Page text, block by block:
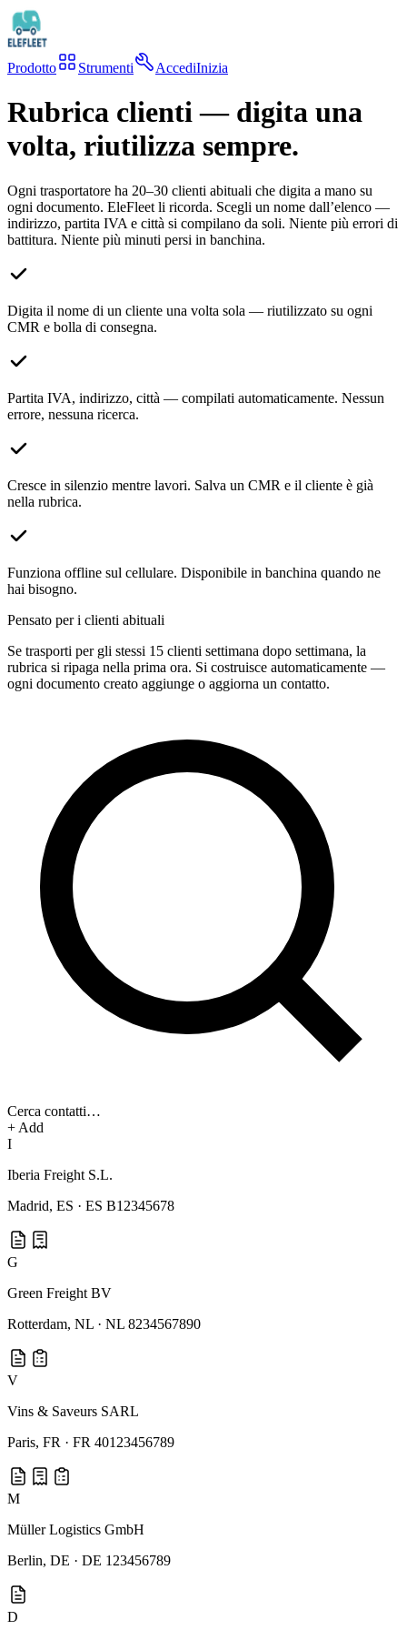
Prodotto Strumenti AccediInizia
Rubrica clienti — digita una
volta, riutilizza sempre.
Ogni trasportatore ha 20–30 clienti abituali che digita a mano su
ogni documento. EleFleet li ricorda. Scegli un nome dall’elenco —
indirizzo, partita IVA e città si compilano da soli. Niente più errori di
battitura. Niente più minuti persi in banchina.
Digita il nome di un cliente una volta sola — riutilizzato su ogni
CMR e bolla di consegna.
Partita IVA, indirizzo, città — compilati automaticamente. Nessun
errore, nessuna ricerca.
Cresce in silenzio mentre lavori. Salva un CMR e il cliente è già
nella rubrica.
Funziona offline sul cellulare. Disponibile in banchina quando ne
hai bisogno.
Pensato per i clienti abituali
Se trasporti per gli stessi 15 clienti settimana dopo settimana, la
rubrica si ripaga nella prima ora. Si costruisce automaticamente —
ogni documento creato aggiunge o aggiorna un contatto.
Cerca contatti…
+ Add
I
Iberia Freight S.L.
Madrid, ES · ES B12345678
G
Green Freight BV
Rotterdam, NL · NL 8234567890
V
Vins & Saveurs SARL
Paris, FR · FR 40123456789
M
Müller Logistics GmbH
Berlin, DE · DE 123456789
D